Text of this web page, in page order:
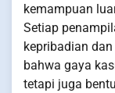
kemampuan
Setiap
kepribadian
bahwa gaya
tetapi juga